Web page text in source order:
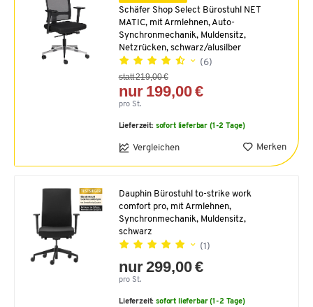
Schäfer Shop Select Bürostuhl NET
MATIC, mit Armlehnen, Auto-
Synchronmechanik, Muldensitz,
Netzrücken, schwarz/alusilber
(6)
statt 219,00 €
nur 199,00 €
pro St.
Lieferzeit: sofort lieferbar (1-2 Tage)
Vergleichen Merken
Dauphin Bürostuhl to-strike work
comfort pro, mit Armlehnen,
Synchronmechanik, Muldensitz,
schwarz
(1)
nur 299,00 €
pro St.
Lieferzeit:sofort lieferbar (1-2 Tage)